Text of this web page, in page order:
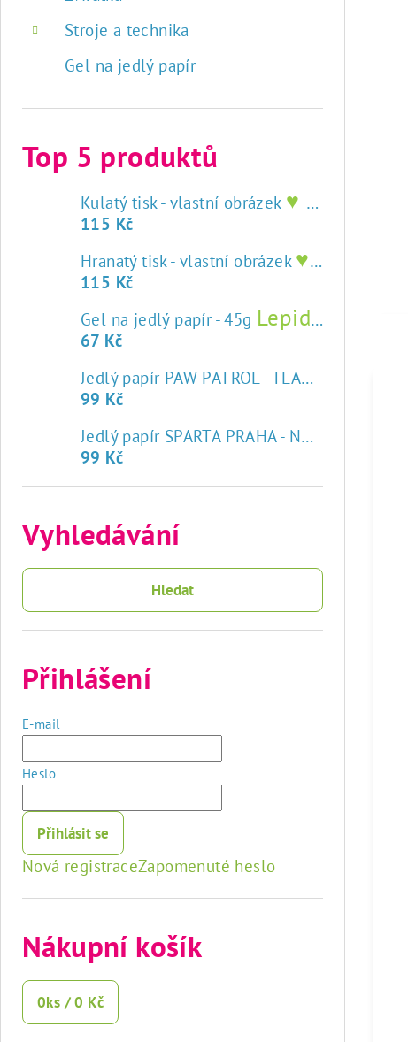
Stroje a technika
Gel na jedlý papír
Top 5 produktů
Kulatý tisk - vlastní obrázek ♥ tisk na jedlý papír
115 Kč
Hranatý tisk - vlastní obrázek ♥ tisk na jedlý papír
115 Kč
Gel na jedlý papír - 45g Lepidlo na jedlý papír
67 Kč
Jedlý papír PAW PATROL - TLAPKOVÁ PATROLA
99 Kč
Jedlý papír SPARTA PRAHA - NOVÝ ZNAK
99 Kč
Vyhledávání
Hledat
Přihlášení
E-mail
Heslo
Přihlásit se
Nová registraceZapomenuté heslo
Nákupní košík
0ks /0 Kč